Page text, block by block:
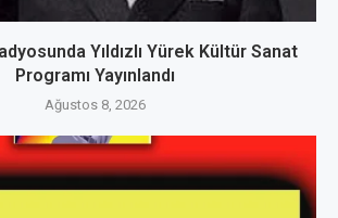
Yıldızlı Yürek Kültür Sanat
Programı Yayınlandı
Ağustos 8, 2026